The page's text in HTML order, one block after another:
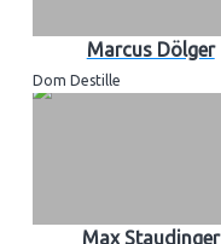
Marcus Dölger
Dom Destille
Max Staudinger